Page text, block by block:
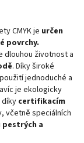
CMYK je určen
povrchy.
dlouhou životnost a
. Díky široké
jednoduché a
je ekologicky
díky certifikacím
včetně speciálních
a